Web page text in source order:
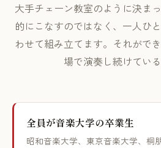
大手チェーン教室のように決ま
的にこなすのではなく、一人ひ
わせて組み立てます。それがで
場で演奏し続けてい
全員が音楽大学の卒業生
昭和音楽大学、東京音楽大学、桐